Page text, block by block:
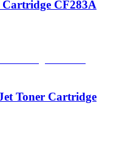
CF283A
Toner Cartridge